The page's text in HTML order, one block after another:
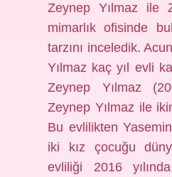
Zeynep Yılmaz ile
mimarlık ofisinde
tarzını inceledik.
Yılmaz kaç yıl evli
Zeynep Yılmaz
Zeynep Yılmaz ile
Bu evlilikten
iki kız çocuğu
evliliği 2016